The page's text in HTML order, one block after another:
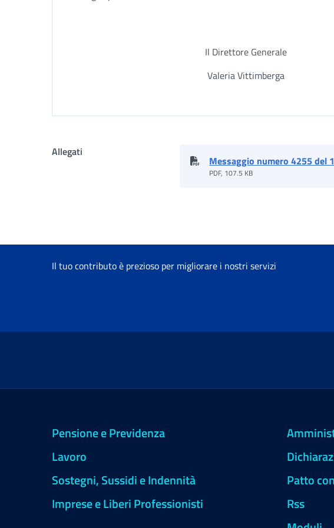
Il Direttore Generale
Valeria Vittimberga
Allegati
Messaggio numero 4255 del
PDF, 107.5 KB
Il tuo contributo è prezioso per migliorare i nostri servizi
Pensione e Previdenza
Lavoro
Sostegni, Sussidi e Indennità
Imprese e Liberi Professionisti
Patto
Rss